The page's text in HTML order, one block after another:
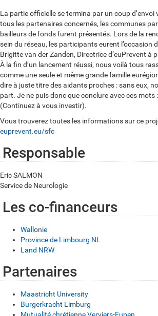
La partie officielle se termina par un coup d’envoi
tous les partenaires concernés, les communes
bailleurs de fonds furent présentés. Lors de la
sein du réseau, les participants eurent l’occasion
Brigitte van der Zanden, Directrice d’euPrevent à
À la fin d’un lancement réussi, nous voilà tous
comme une seule et même grande famille
dire à juste titre des aidants proches : sans eux,
part. Je ne puis donc que conclure avec ces mots
(Continuez à vous investir).
Vous trouverez toutes les informations sur ce
euprevent.eu/sfc
Responsable
Eric SALMON
Service de Neurologie
Les co-financeurs
Wallonie
Province de Limbourg NL
Land NRW
Partenaires
Maastricht University
Burgerkracht Limburg